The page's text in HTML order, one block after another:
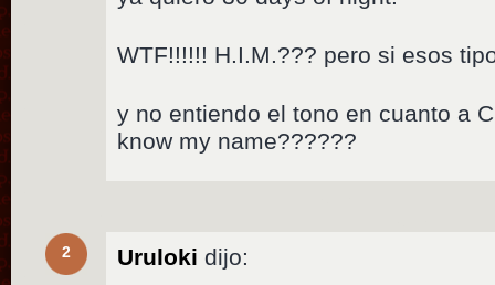
WTF!!!!!! H.I.M.??? pero si esos
y no entiendo el tono en cuanto a
know my name??????
2 Uruloki dijo: